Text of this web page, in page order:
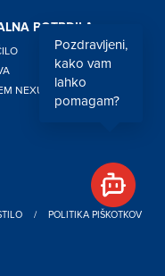
POTRDILA
NEXUS PERSONAL
/
POLITIKA PIŠKOTKOV
Pozdravljeni,
kako vam
lahko
pomagam?